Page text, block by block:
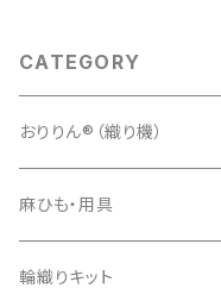
CATEGORY
おりりん®（織り機）
樹脂おりりん®
ダンボール版ecoおりりん
麻ひも・用具
カラー麻ひも
輪織りキット